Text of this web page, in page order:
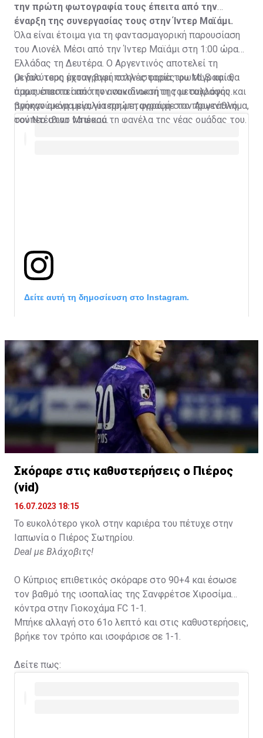
την πρώτη φωτογραφία τους έπειτα από την
έναρξη της συνεργασίας τους στην Ίντερ Μαϊάμι.
Όλα είναι έτοιμα για τη φαντασμαγορική παρουσίαση
του Λιονέλ Μέσι από την Ίντερ Μαϊάμι στη 1:00 ώρα
Ελλάδας τη Δευτέρα. Ο Αργεντινός αποτελεί τη
μεγαλύτερη μεταγραφή στην ιστορία του MLS και θα
παρουσιαστεί από τον συνιδιοκτήτη του συλλόγου και
προηγούμενη μεγαλύτερη μεταγραφή στο πρωτάθλημα,
τον Ντέιβιντ Μπέκαμ.
Οι δυο τους έχουν βγει πολλές φορές φωτογραφία,
όμως έπειτα από την ανακοίνωση της μεταγραφής
βγήκαν ακόμα μία, για πρώτη φορά με τον Αργεντινό
σούπερ σταρ να φορά τη φανέλα της νέας ομάδας του.
Δείτε αυτή τη δημοσίευση στο Instagram.
Η δημοσίευση κοινοποιήθηκε από το χρήστη David Beckham
Σκόραρε στις καθυστερήσεις ο Πιέρος
(vid)
16.07.2023 18:15
Το ευκολότερο γκολ στην καριέρα του πέτυχε στην
Ιαπωνία ο Πιέρος Σωτηρίου.
Deal με Βλάχοβιτς!
Ο Κύπριος επιθετικός σκόραρε στο 90+4 και έσωσε
τον βαθμό της ισοπαλίας της Σανφρέτσε Χιροσίμα
κόντρα στην Γιοκοχάμα FC 1-1.
Μπήκε αλλαγή στο 61ο λεπτό και στις καθυστερήσεις,
βρήκε τον τρόπο και ισοφάρισε σε 1-1.
Δείτε πως: